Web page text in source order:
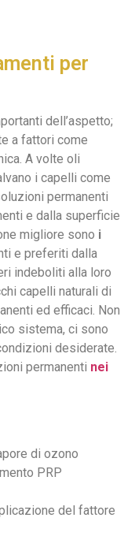
per
dell’aspetto;
a fattori come
A volte oli
i capelli come
permanenti
e dalla superficie
migliore sono i
e preferiti dalla
indeboliti alla loro
capelli naturali di
ed efficaci. Non
sistema, ci sono
desiderate.
permanenti nei
di ozono
PRP
del fattore